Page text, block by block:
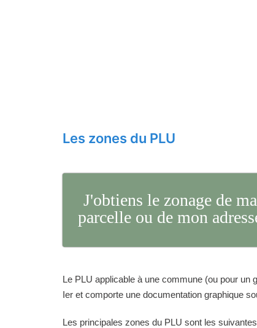
Les zones du PLU
J'obtiens le zonage de ma
parcelle ou de mon
Le PLU applicable à une commune (ou pour
Ier et comporte une documentation graphique
Les principales zones du PLU sont les